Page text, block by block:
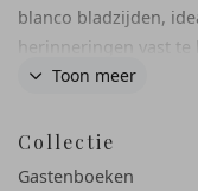
blanco bladzijden,
herinneringen vast te
van het gastenboek
Toon meer
Collectie
Gastenboeken